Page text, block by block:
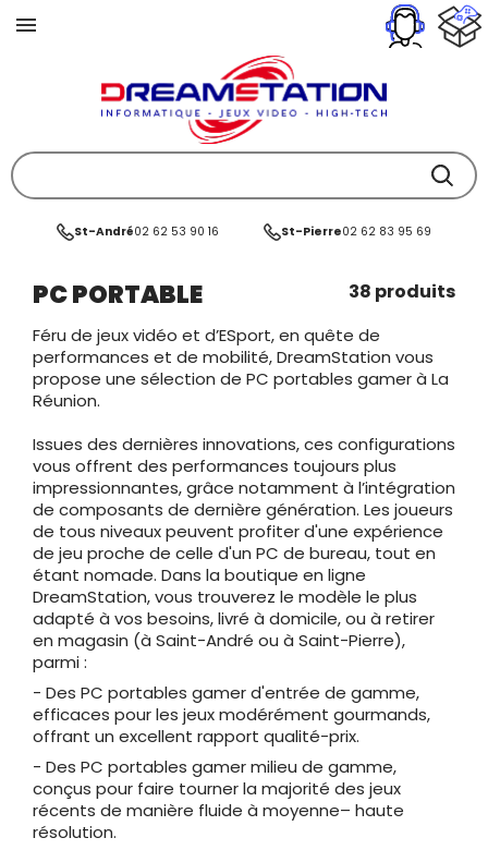
St-André02 62 53 90 16 St-Pierre02 62 83 95 69
PC PORTABLE 38 produits
Féru de jeux vidéo et d’ESport, en quête de
performances et de mobilité, DreamStation vous
propose une sélection de PC portables gamer à La
Réunion.
Issues des dernières innovations, ces configurations
vous offrent des performances toujours plus
impressionnantes, grâce notamment à l’intégration
de composants de dernière génération. Les joueurs
de tous niveaux peuvent profiter d'une expérience
de jeu proche de celle d'un PC de bureau, tout en
étant nomade. Dans la boutique en ligne
DreamStation, vous trouverez le modèle le plus
adapté à vos besoins, livré à domicile, ou à retirer
en magasin (à Saint-André ou à Saint-Pierre),
parmi :
- Des PC portables gamer d'entrée de gamme,
efficaces pour les jeux modérément gourmands,
offrant un excellent rapport qualité-prix.
- Des PC portables gamer milieu de gamme,
conçus pour faire tourner la majorité des jeux
récents de manière fluide à moyenne– haute
résolution.